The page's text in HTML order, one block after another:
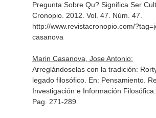
Pregunta Sobre Qu? Significa Ser
Cronopio. 2012. Vol. 47. Núm. 47.
http://www.revistacronopio.com/
casanova
Marin Casanova, Jose Antonio:
Arreglándoselas con la tradición:
legado filosófico. En: Pensamiento.
Investigación e Información Filosófica
Pag. 271-289